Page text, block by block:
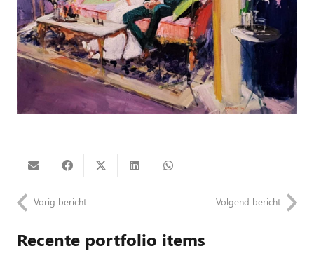
Vorig bericht Volgend bericht
Recente portfolio items